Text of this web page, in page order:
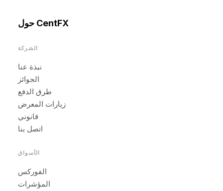
حول CentFX
الشركة
نبذة عنا
الجوائز
طرق الدفع
زيارات المعرض
قانوني
اتصل بنا
الأسواق
الفوركس
المؤشرات